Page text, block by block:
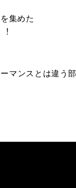
集めた
マンスとは違う部